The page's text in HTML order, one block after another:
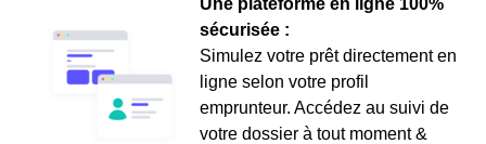
Une plateforme en ligne 100%
sécurisée :
Simulez votre prêt directement en
ligne selon votre profil
emprunteur. Accédez au suivi de
votre dossier à tout moment &